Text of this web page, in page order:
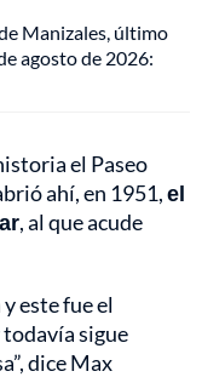
Manizales, último
agosto de 2026:
el Paseo
ahí, en 1951,el
, al que acude
este fue el
sigue
dice Max